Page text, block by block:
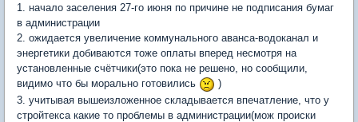
1. начало заселения 27-го июня по причине не подписания бумаг
в администрации
2. ожидается увеличение коммунального аванса-водоканал и
энергетики добиваются тоже оплаты вперед несмотря на
установленные счётчики(это пока не решено, но сообщили,
видимо что бы морально готовились
)
3. учитывая вышеизложенное складывается впечатление, что у
стройтекса какие то проблемы в администрации(мож происки